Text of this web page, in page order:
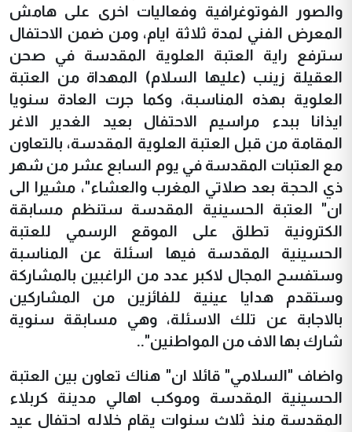
والصور الفوتوغرافية وفعاليات اخرى على هامش
المعرض الفني لمدة ثلاثة ايام، ومن ضمن الاحتفال
سترفع راية العتبة العلوية المقدسة في صحن
العقيلة زينب (عليها السلام) المهداة من العتبة
العلوية بهذه المناسبة، وكما جرت العادة سنويا
ايذانا ببدء مراسيم الاحتفال بعيد الغدير الاغر
المقامة من قبل العتبة العلوية المقدسة، بالتعاون
مع العتبات المقدسة في يوم السابع عشر من شهر
ذي الحجة بعد صلاتي المغرب والعشاء"، مشيرا الى
ان" العتبة الحسينية المقدسة ستنظم مسابقة
الكترونية تطلق على الموقع الرسمي للعتبة
الحسينية المقدسة فيها اسئلة عن المناسبة
وستفسح المجال لاكبر عدد من الراغبين بالمشاركة
وستقدم هدايا عينية للفائزين من المشاركين
بالاجابة عن تلك الاسئلة، وهي مسابقة سنوية
شارك بها الاف من المواطنين"..
واضاف "السلامي" قائلا ان" هناك تعاون بين العتبة
الحسينية المقدسة وموكب اهالي مدينة كربلاء
المقدسة منذ ثلاث سنوات يقام خلاله احتفال عيد